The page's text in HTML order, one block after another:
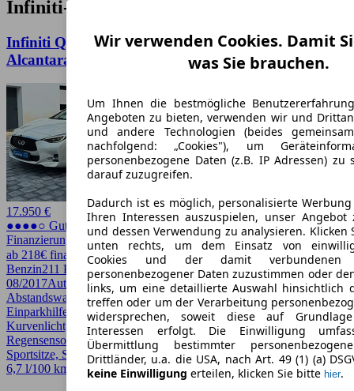
Wir verwenden Cookies. Damit
was Sie brauchen.
Um Ihnen die bestmögliche
Angeboten zu bieten, verwenden wir und
und andere Technologien (beides
nachfolgend: „Cookies"), um
personenbezogene Daten (z.B. IP Adressen) zu
darauf zuzugreifen.
Dadurch ist es möglich, personalisierte
Ihren Interessen auszuspielen, unser Angebot
und dessen Verwendung zu analysieren. Klicken
unten rechts, um dem Einsatz von
Cookies und der damit verbundenen
personenbezogener Daten zuzustimmen oder
links, um eine detaillierte Auswahl hinsichtlich
treffen oder um der Verarbeitung
widersprechen, soweit diese auf
Interessen erfolgt. Die Einwilligung
Übermittlung bestimmter
Drittländer, u.a. die USA, nach Art. 49 (1) (a)
keine Einwilligung erteilen, klicken Sie bitte hier.
Infiniti-Angebote in Hamburg
Infiniti Q30 2.0 AWD Sport Cam Bose Pano Navi
Alcantara
17.950 €
●●●●○ Guter Preis
Finanzierung möglich
ab 218€ finanzieren ↗
Benzin211 PS (155 kW)55.000 km EZ
08/2017AutomatikLimousine4 Türen
Abstandswarner, Allrad, Einparkhilfe, Einparkhilfe Sensoren hinten,
Einparkhilfe Sensoren vorne, Fernlichtassistent, HU/AU neu,
Kurvenlicht, LED, LED-Scheinwerfer, Lichtsensor, Panoramadach,
Regensensor, Scheckheftgepflegt, Sitzheizung, Sportpaket,
Sportsitze, Spurhalteassistent
6,7 l/100 km (komb.)*